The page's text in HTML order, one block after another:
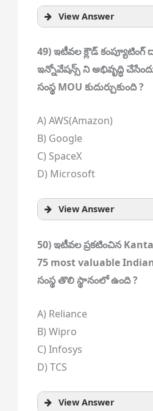
View Answer
49) ఇటీవల క్లౌడ్ కంప్యూటింగ్
ఇన్నోవేషన్స్ ని అభివృద్ధి
సంస్థ MOU కుదుర్చుకుంది ?
A) AWS(Amazon)
B) Google
C) SpaceX
D) Microsoft
View Answer
50) ఇటీవల ప్రకటించిన
75 most valuable
సంస్థ తొలి స్థానంలో ఉంది ?
A) Reliance
B) Wipro
C) Infosys
D) TCS
View Answer